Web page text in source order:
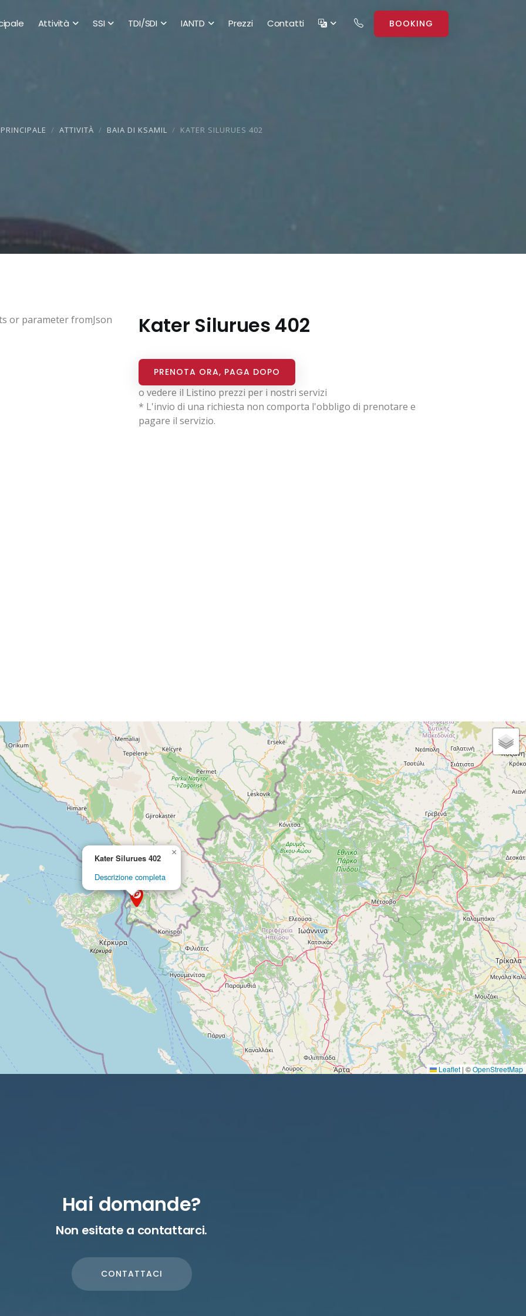
Attività SSI TDI/SDI IANTD Prezzi Contatti BOOKING
PRINCIPALE ATTIVITÀ BAIA DI KSAMIL KATER SILURUES 402
or parameter fromJson Kater Silurues 402
PRENOTA ORA, PAGA DOPO
o vedere il Listino prezzi per i nostri servizi
* L'invio di una richiesta non comporta l'obbligo di prenotare e
pagare il servizio.
Kater Silurues 402
Descrizione completa
×
Leaflet | ©OpenStreetMap
Hai domande?
Non esitate a contattarci.
CONTATTACI